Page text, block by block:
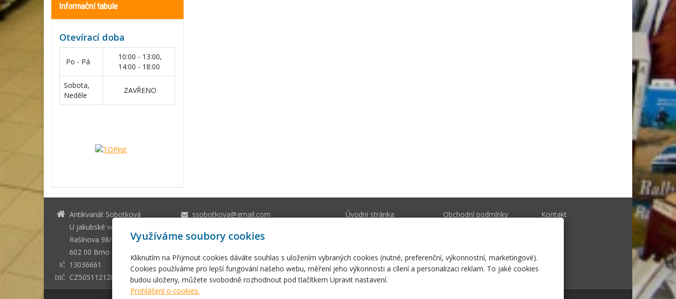
Informační tabule
Otevírací doba
Po - Pá
10:00 - 13:00,
14:00 - 18:00
Sobota,
Neděle
ZAVŘENO
Antikvariát Sobotková
U jakubské věže Brno
Rašínova 98/1
602 00 Brno - město
IČ 13036661
DIČ CZ505112128
ssobotkova@gmail.com
Úvodní stránka
Obchodní podmínky
Kontakt
Využíváme soubory cookies
Kliknutím na Přijmout cookies dáváte souhlas s uložením vybraných cookies (nutné, preferenční, výkonnostní, marketingové).
Cookies používáme pro lepší fungování našeho webu, měření jeho výkonnosti a cílení a personalizaci reklam. To jaké cookies
budou uloženy, můžete svobodně rozhodnout pod tlačítkem Upravit nastavení.
Prohlášení o cookies.